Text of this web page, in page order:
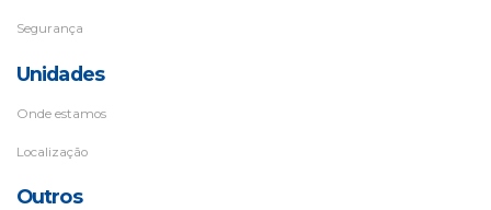
Segurança
Unidades
Onde estamos
Localização
Outros